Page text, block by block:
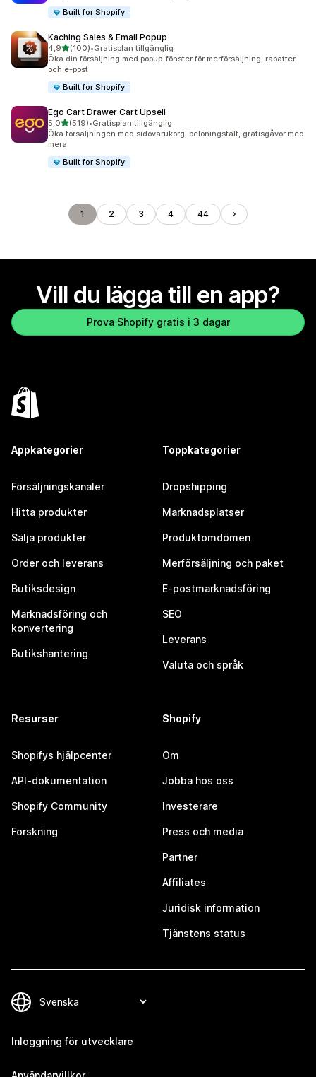
Built for Shopify
Kaching Sales & Email Popup
4,9av 5 stjärnor
(100)
100 recensioner totalt
•Gratisplan tillgänglig
Öka din försäljning med popup-fönster för merförsäljning, rabatter
och e-post
Built for Shopify
Ego Cart Drawer Cart Upsell
5,0av 5 stjärnor
(519)
519 recensioner totalt
•Gratisplan tillgänglig
Öka försäljningen med sidovarukorg, belöningsfält, gratisgåvor med
mera
Built for Shopify
1 2 3 4 44
Vill du lägga till en app?
Prova Shopify gratis i 3 dagar
Appkategorier
Försäljningskanaler
Hitta produkter
Sälja produkter
Order och leverans
Butiksdesign
Marknadsföring och
konvertering
Butikshantering
Toppkategorier
Dropshipping
Marknadsplatser
Produktomdömen
Merförsäljning och paket
E-postmarknadsföring
SEO
Leverans
Valuta och språk
Resurser
Shopifys hjälpcenter
API-dokumentation
Shopify Community
Forskning
Shopify
Om
Jobba hos oss
Investerare
Press och media
Partner
Affiliates
Juridisk information
Tjänstens status
Inloggning för utvecklare